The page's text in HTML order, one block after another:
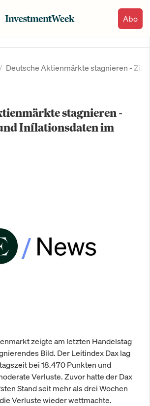
Abo
Deutsche Aktienmärkte stagnieren -
stagnieren -
Inflationsdaten im
zeigte am letzten Handelstag
Bild. Der Leitindex Dax lag
bei 18.470 Punkten und
Verluste. Zuvor hatte der Dax
Stand seit mehr als drei Wochen
Verluste wieder wettmachte.